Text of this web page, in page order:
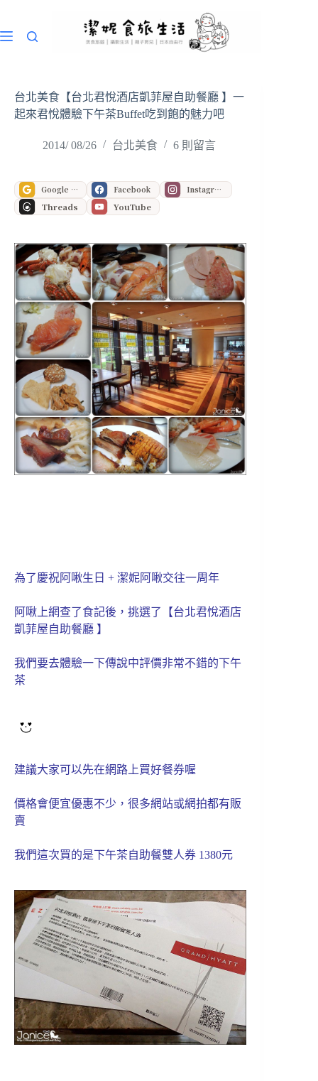
主
台北美食【台北君悅酒店凱菲屋自助餐廳 】一
起來君悅體驗下午茶Buffet吃到飽的魅力吧
2014/ 08/26 台北美食 6 則留言
Google 偏好來源 Facebook Instagram
Threads YouTube
為了慶祝阿啾生日 + 潔妮阿啾交往一周年
阿啾上網查了食記後，挑選了【台北君悅酒店
凱菲屋自助餐廳 】
我們要去體驗一下傳說中評價非常不錯的下午
茶
建議大家可以先在網路上買好餐券喔
價格會便宜優惠不少，很多網站或網拍都有販
賣
我們這次買的是下午茶自助餐雙人券 1380元